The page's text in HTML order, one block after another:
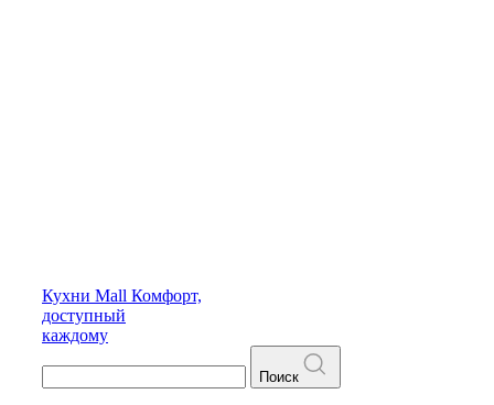
Кухни Mall Комфорт,
доступный
каждому
Поиск